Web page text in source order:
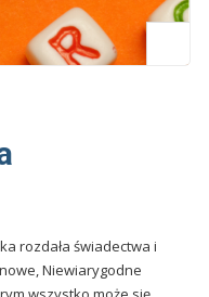
rozdała świadectwa i
Niewiarygodne